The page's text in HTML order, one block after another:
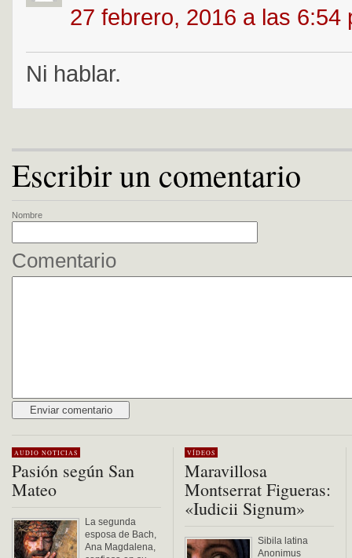
27 febrero, 2016 a las 6:54
Ni hablar.
Escribir un comentario
Nombre
Comentario
AUDIO NOTICIAS
Pasión según San
Mateo
La segunda
esposa de Bach,
Ana Magdalena,
VÍDEOS
Maravillosa
Montserrat Figueras:
«Iudicii Signum»
Sibila latina
Anonimus